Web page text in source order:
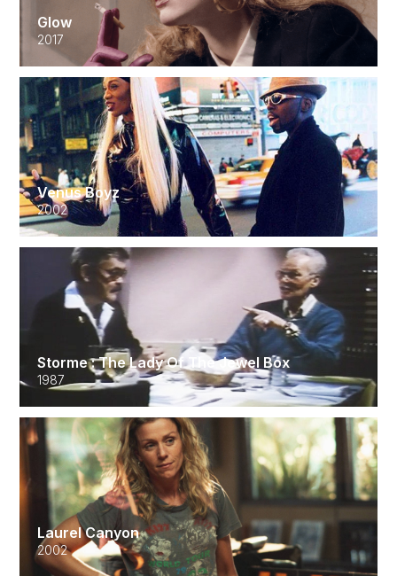
Glow
2017
Venus Boyz
2002
Storme : The Lady Of The Jewel Box
1987
Laurel Canyon
2002